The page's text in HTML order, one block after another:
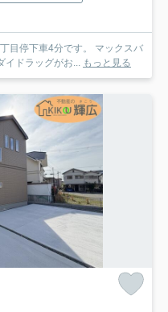
目停下車4分です。 マックスバ
イドラッグがお... もっと見る